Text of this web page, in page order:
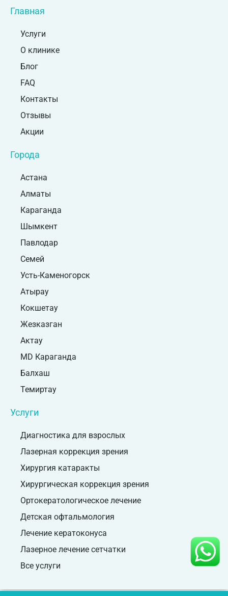
Главная
Услуги
О клинике
Блог
FAQ
Контакты
Отзывы
Акции
Города
Астана
Алматы
Караганда
Шымкент
Павлодар
Семей
Усть-Каменогорск
Атырау
Кокшетау
Жезказган
Актау
MD Караганда
Балхаш
Темиртау
Услуги
Диагностика для взрослых
Лазерная коррекция зрения
Хирургия катаракты
Хирургическая коррекция зрения
Ортокератологическое лечение
Детская офтальмология
Лечение кератоконуса
Лазерное лечение сетчатки
Все услуги